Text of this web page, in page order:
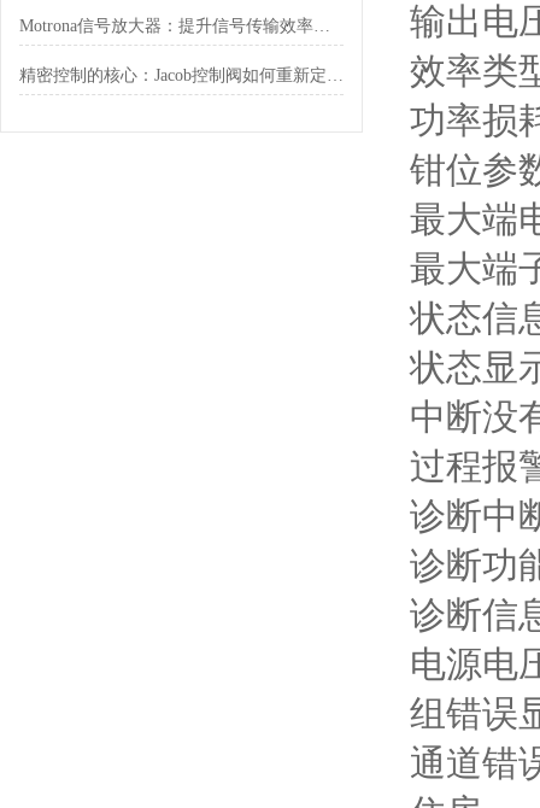
Motrona信号放大器：提升信号传输效率的理想解决方案
精密控制的核心：Jacob控制阀如何重新定义流体自动化
输出电
效率类
功率损
钳位参
最大端
最大端
状态信
状态显
中断没
过程报
诊断中
诊断功
诊断信
电源电
组错误
通道错